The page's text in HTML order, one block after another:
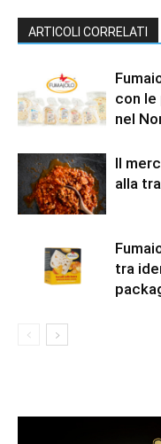
ARTICOLI CORRELATI
con le
nel
Il
alla
tra